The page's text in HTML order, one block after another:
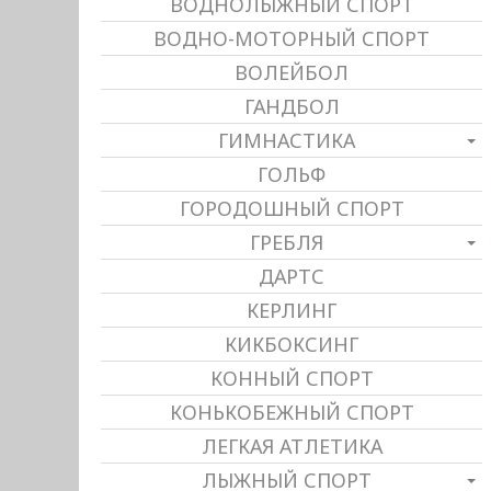
ВОДНО-МОТОРНЫЙ СПОРТ
ВОЛЕЙБОЛ
ГАНДБОЛ
ГИМНАСТИКА
ГОЛЬФ
ГОРОДОШНЫЙ СПОРТ
ГРЕБЛЯ
ДАРТС
КЕРЛИНГ
КИКБОКСИНГ
КОННЫЙ СПОРТ
КОНЬКОБЕЖНЫЙ СПОРТ
ЛЕГКАЯ АТЛЕТИКА
ЛЫЖНЫЙ СПОРТ